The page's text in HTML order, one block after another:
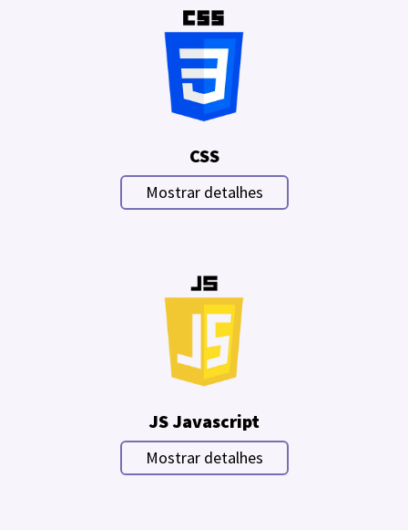
CSS
Mostrar detalhes
JS Javascript
Mostrar detalhes